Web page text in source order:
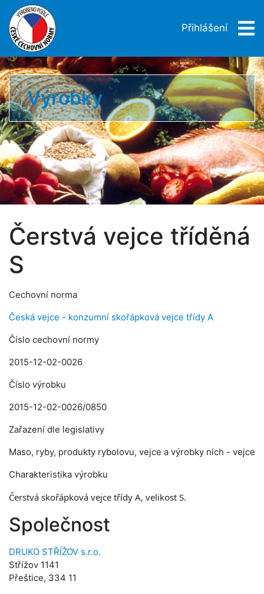
Přihlášení
Výrobky
Čerstvá vejce tříděná
S
Cechovní norma
Česká vejce - konzumní skořápková vejce třídy A
Číslo cechovní normy
2015-12-02-0026
Číslo výrobku
2015-12-02-0026/0850
Zařazení dle legislativy
Maso, ryby, produkty rybolovu, vejce a výrobky nich - vejce
Charakteristika výrobku
Čerstvá skořápková vejce třídy A, velikost S.
Společnost
DRUKO STŘÍŽOV s.r.o.
Střížov 1141
Přeštice, 334 11